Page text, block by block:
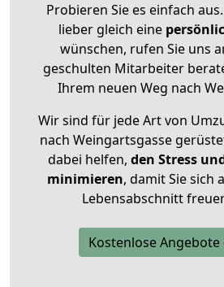
Probieren Sie es einfach
lieber gleich eine
wünschen, rufen Sie uns
geschulten Mitarbeiter
Ihrem neuen Weg nach
Wir sind für jede Art von
nach Weingartsgasse
dabei helfen, den Stress
minimieren, damit Sie sich
Lebensabschnitt
Kostenlose